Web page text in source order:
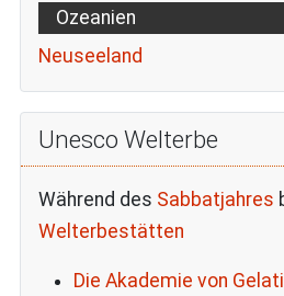
Ozeanien
Neuseeland
Unesco Welterbe
Während des Sabbatjahres
Welterbestätten
Die Akademie von Gelati